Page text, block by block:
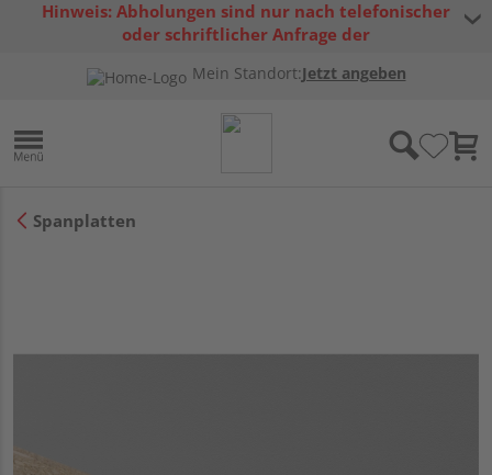
Hinweis: Abholungen sind nur nach telefonischer
oder schriftlicher Anfrage der
Mein Standort:Jetzt angeben
Spanplatten